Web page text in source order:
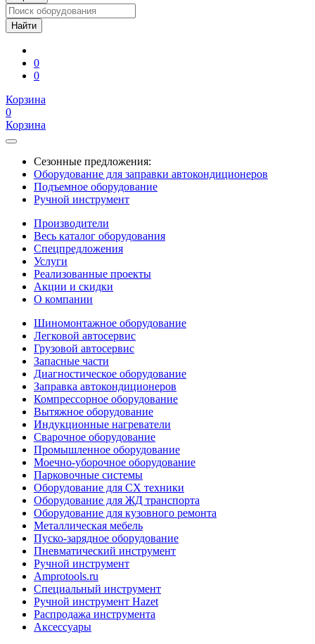
0
0
Корзина
0
Корзина
Сезонные предложения:
Оборудование для заправки автокондиционеров
Подъемное оборудование
Ручной инструмент
Производители
Весь каталог оборудования
Спецпредложения
Услуги
Реализованные проекты
Акции и скидки
О компании
Шиномонтажное оборудование
Легковой автосервис
Грузовой автосервис
Запасные части
Диагностическое оборудование
Заправка автокондиционеров
Компрессорное оборудование
Вытяжное оборудование
Индукционные нагреватели
Сварочное оборудование
Промышленное оборудование
Моечно-уборочное оборудование
Парковочные системы
Оборудование для СХ техники
Оборудование для ЖД транспорта
Оборудование для кузовного ремонта
Металлическая мебель
Пуско-зарядное оборудование
Пневматический инструмент
Ручной инструмент
Amprotools.ru
Специальный инструмент
Ручной инструмент Hazet
Распродажа инструмента
Аксессуары